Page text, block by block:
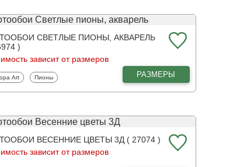
СВЕТЛЫЕ ПИОНЫ, АКВАРЕЛЬ
)
зависит от размеров
Art Фотообои
Пионы РАЗМЕРЫ
ВЕСЕННИЕ ЦВЕТЫ 3Д ( 27074 )
зависит от размеров